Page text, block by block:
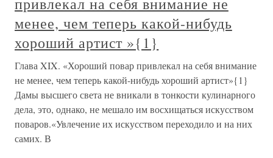
менее, чем теперь какой-нибудь
хороший артист »{1}
Глава XIX. «Хороший повар привлекал на себя внимание
не менее, чем теперь какой-нибудь хороший артист»{1}
Дамы высшего света не вникали в тонкости кулинарного
дела, это, однако, не мешало им восхищаться искусством
поваров.«Увлечение их искусством переходило и на них
самих. В